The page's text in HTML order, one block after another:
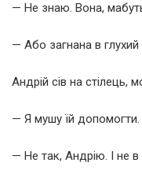
— Не знаю. Вона,
— Або загнана в
Андрій сів на стілець,
— Я мушу їй допомогти.
— Не так, Андрію. І не в